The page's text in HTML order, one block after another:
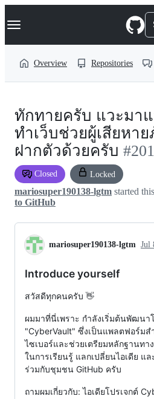
k
p
Navigation Menu
Overview Repositories
ทักทายครับ แวะมา
ทำเว็บช่วยผู้เสียหาย
ฝากตัวด้วยครับ
Closed Locked
mariosuper190138-lgtm started
to GitHub
mariosuper190138-lgtm Jul
Introduce yourself
สวัสดีทุกคนครับ 👋
ผมมาที่นี่เพราะ กำลังเริ่มต้นพัฒนา
"CyberVault" ซึ่งเป็นแพลตฟอร์มส
ไซเบอร์และช่วยเตรียมหลักฐานท
ในการเรียนรู้ แลกเปลี่ยนไอเดีย
ร่วมกับชุมชน GitHub ครับ
ถามผมเกี่ยวกับ: ไอเดียโปรเจกต์